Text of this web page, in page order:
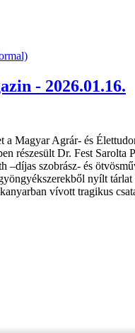
- 2026.01.16.
a Magyar Agrár- és
részesült Dr. Fest Sarolta
–díjas szobrász- és
nyílt tárlat
vívott tragikus